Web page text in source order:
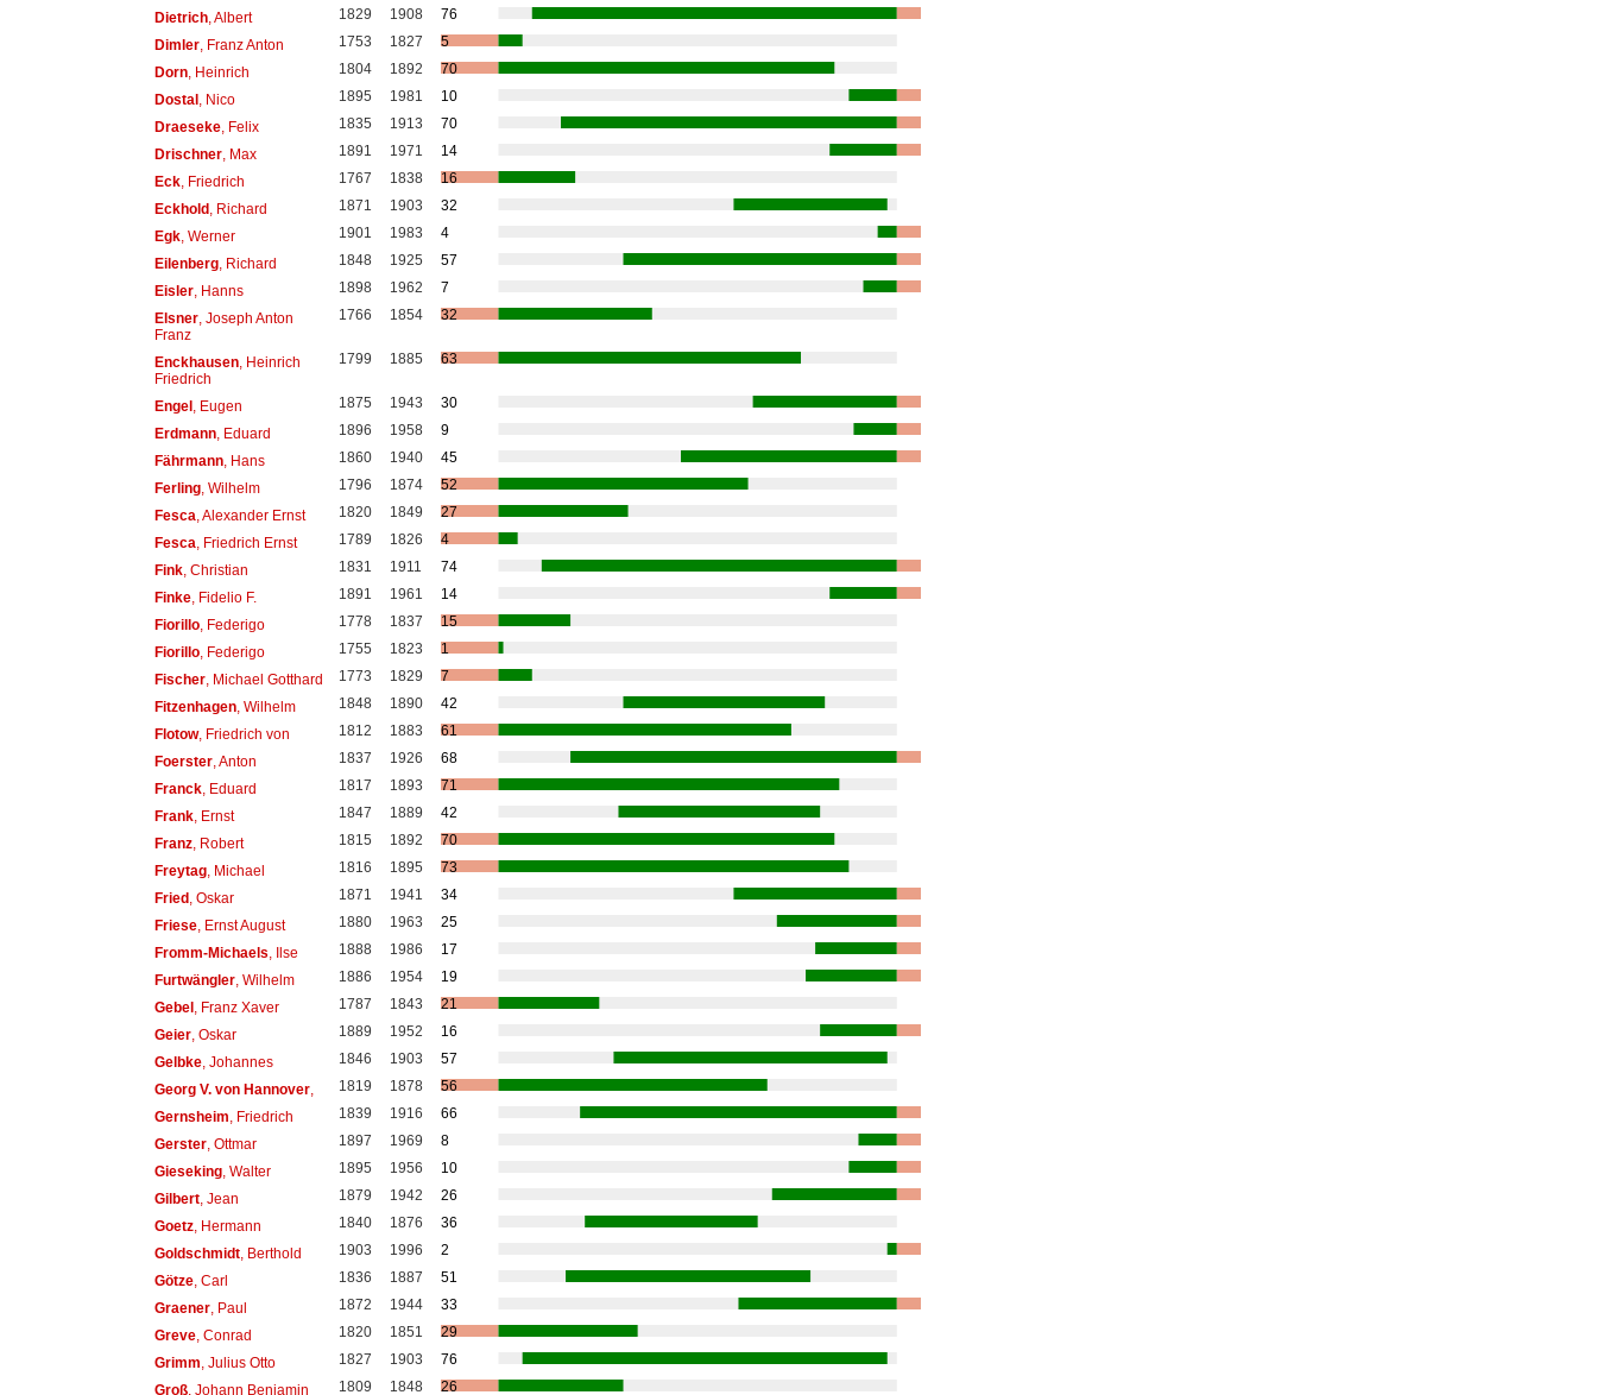
Dietrich, Albert 1829 1908
76
Dimler, Franz Anton 1753 1827
5
Dorn, Heinrich 1804 1892
70
Dostal, Nico 1895 1981
10
Draeseke, Felix 1835 1913
70
Drischner, Max 1891 1971
14
Eck, Friedrich 1767 1838
16
Eckhold, Richard 1871 1903
32
Egk, Werner 1901 1983
4
Eilenberg, Richard 1848 1925
57
Eisler, Hanns 1898 1962
7
Elsner, Joseph Anton
Franz
1766 1854 32
Enckhausen, Heinrich
Friedrich
1799 1885 63
Engel, Eugen 1875 1943
30
Erdmann, Eduard 1896 1958
9
Fährmann, Hans 1860 1940
45
Ferling, Wilhelm 1796 1874
52
Fesca , Alexander Ernst 1820 1849
27
Fesca , Friedrich Ernst 1789 1826
4
Fink, Christian 1831 1911
74
Finke, Fidelio F. 1891 1961
14
Fiorillo, Federigo 1778 1837
15
Fiorillo, Federigo 1755 1823
1
Fischer, Michael Gotthard 1773 1829
7
Fitzenhagen, Wilhelm 1848 1890
42
Flotow, Friedrich von 1812 1883
61
Foerster, Anton 1837 1926
68
Franck, Eduard 1817 1893
71
Frank, Ernst 1847 1889
42
Franz, Robert 1815 1892
70
Freytag, Michael 1816 1895
73
Fried, Oskar 1871 1941
34
Friese, Ernst August 1880 1963
25
Fromm-Michaels , Ilse 1888 1986
17
Furtwängler, Wilhelm 1886 1954
19
Gebel, Franz Xaver 1787 1843
21
Geier, Oskar 1889 1952
16
Gelbke, Johannes 1846 1903
57
Georg V. von Hannover, 1819 1878
56
Gernsheim , Friedrich 1839 1916
66
Gerster, Ottmar 1897 1969
8
Gieseking, Walter 1895 1956
10
Gilbert, Jean 1879 1942
26
Goetz, Hermann 1840 1876
36
Goldschmidt, Berthold 1903 1996
2
Götze, Carl 1836 1887
51
Graener, Paul 1872 1944
33
Greve, Conrad 1820 1851
29
Grimm , Julius Otto 1827 1903
76
Groß, Johann Benjamin 1809 1848 26